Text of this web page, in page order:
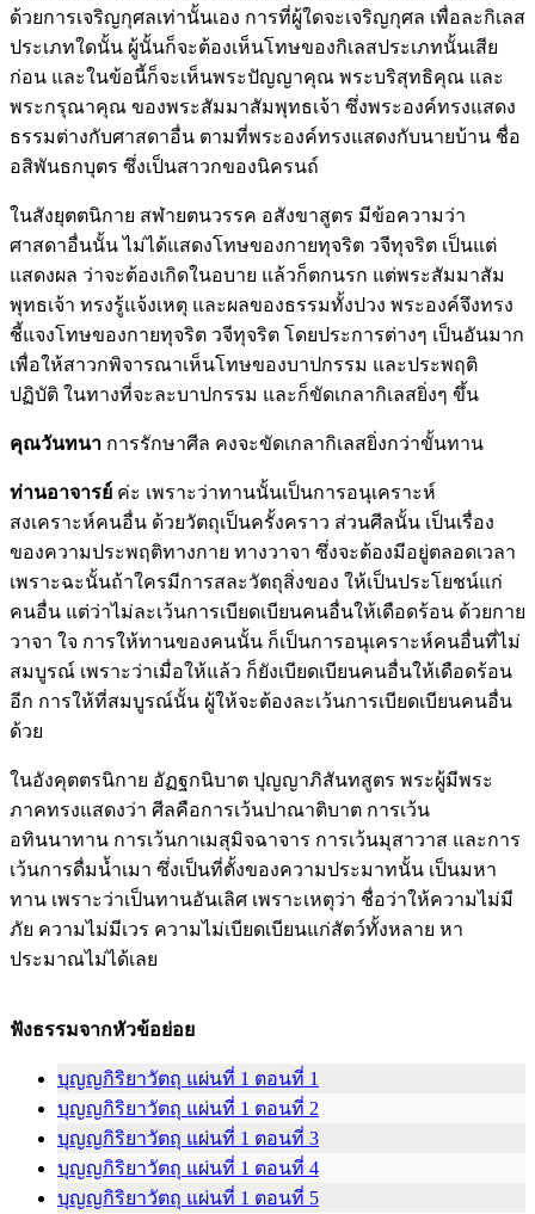
ด้วยการเจริญกุศลเท่านั้นเอง การที่ผู้ใดจะเจริญกุศล เพื่อละกิเลส
ประเภทใดนั้น ผู้นั้นก็จะต้องเห็นโทษของกิเลสประเภทนั้นเสีย
ก่อน และในข้อนี้ก็จะเห็นพระปัญญาคุณ พระบริสุทธิคุณ และ
พระกรุณาคุณ ของพระสัมมาสัมพุทธเจ้า ซึ่งพระองค์ทรงแสดง
ธรรมต่างกับศาสดาอื่น ตามที่พระองค์ทรงแสดงกับนายบ้าน ชื่อ
อสิพันธกบุตร ซึ่งเป็นสาวกของนิครนถ์
ในสังยุตตนิกาย สฬายตนวรรค อสังขาสูตร มีข้อความว่า
ศาสดาอื่นนั้น ไม่ได้แสดงโทษของกายทุจริต วจีทุจริต เป็นแต่
แสดงผล ว่าจะต้องเกิดในอบาย แล้วก็ตกนรก แต่พระสัมมาสัม
พุทธเจ้า ทรงรู้แจ้งเหตุ และผลของธรรมทั้งปวง พระองค์จึงทรง
ชี้แจงโทษของกายทุจริต วจีทุจริต โดยประการต่างๆ เป็นอันมาก
เพื่อให้สาวกพิจารณาเห็นโทษของบาปกรรม และประพฤติ
ปฏิบัติ ในทางที่จะละบาปกรรม และก็ขัดเกลากิเลสยิ่งๆ ขึ้น
คุณวันทนา การรักษาศีล คงจะขัดเกลากิเลสยิ่งกว่าขั้นทาน
ท่านอาจารย์ ค่ะ เพราะว่าทานนั้นเป็นการอนุเคราะห์
สงเคราะห์คนอื่น ด้วยวัตถุเป็นครั้งคราว ส่วนศีลนั้น เป็นเรื่อง
ของความประพฤติทางกาย ทางวาจา ซึ่งจะต้องมีอยู่ตลอดเวลา
เพราะฉะนั้นถ้าใครมีการสละวัตถุสิ่งของ ให้เป็นประโยชน์แก่
คนอื่น แต่ว่าไม่ละเว้นการเบียดเบียนคนอื่นให้เดือดร้อน ด้วยกาย
วาจา ใจ การให้ทานของคนนั้น ก็เป็นการอนุเคราะห์คนอื่นที่ไม่
สมบูรณ์ เพราะว่าเมื่อให้แล้ว ก็ยังเบียดเบียนคนอื่นให้เดือดร้อน
อีก การให้ที่สมบูรณ์นั้น ผู้ให้จะต้องละเว้นการเบียดเบียนคนอื่น
ด้วย
ในอังคุตตรนิกาย อัฏฐกนิบาต ปุญญาภิสันทสูตร พระผู้มีพระ
ภาคทรงแสดงว่า ศีลคือการเว้นปาณาติบาต การเว้น
อทินนาทาน การเว้นกาเมสุมิจฉาจาร การเว้นมุสาวาส และการ
เว้นการดื่มน้ำเมา ซึ่งเป็นที่ตั้งของความประมาทนั้น เป็นมหา
ทาน เพราะว่าเป็นทานอันเลิศ เพราะเหตุว่า ชื่อว่าให้ความไม่มี
ภัย ความไม่มีเวร ความไม่เบียดเบียนแก่สัตว์ทั้งหลาย หา
ประมาณไม่ได้เลย
ฟังธรรมจากหัวข้อย่อย
บุญญกิริยาวัตถุ แผ่นที่ 1 ตอนที่ 1
บุญญกิริยาวัตถุ แผ่นที่ 1 ตอนที่ 2
บุญญกิริยาวัตถุ แผ่นที่ 1 ตอนที่ 3
บุญญกิริยาวัตถุ แผ่นที่ 1 ตอนที่ 4
บุญญกิริยาวัตถุ แผ่นที่ 1 ตอนที่ 5